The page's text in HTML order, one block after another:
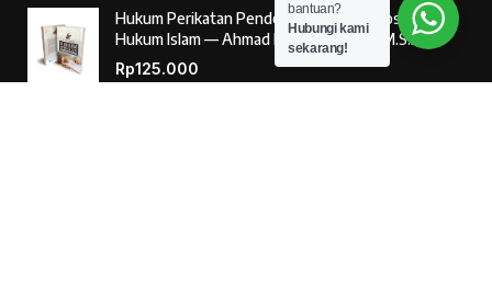
Hukum Perikatan Pendekatan Hukum Positif dan
Hukum Islam — Ahmad Musadad, S.H.I., M.S.I.
Rp125.000
bantuan?
Hubungi kami
sekarang!